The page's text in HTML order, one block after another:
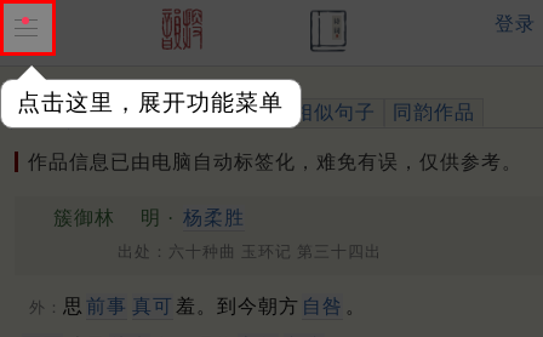
点击这里，展开功能菜单
登录
作品 标注四声 出处、引用 相似句子 同韵作品
作品信息已由电脑自动标签化，难免有误，仅供参考。
簇御林 明 · 杨柔胜
出处：六十种曲 玉环记 第三十四出
外： 思 前事 真可 羞。到今朝方 自咎 。